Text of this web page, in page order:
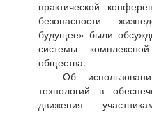
практической
безопасности
будущее» были
системы
общества.
Об
технологий в
движения